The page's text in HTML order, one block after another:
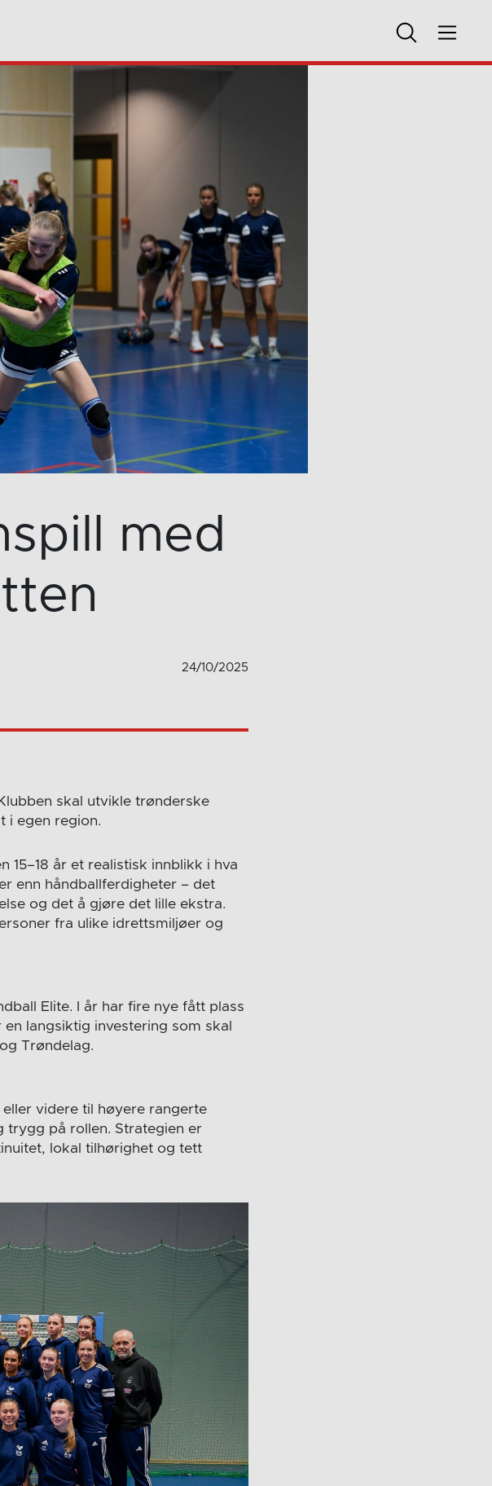
med
24/10/2025
skal utvikle trønderske
i egen region.
15–18 år et realistisk innblikk i hva
enn håndballferdigheter – det
og det å gjøre det lille ekstra.
fra ulike idrettsmiljøer og
Elite. I år har fire nye fått plass
langsiktig investering som skal
Trøndelag.
videre til høyere rangerte
trygg på rollen. Strategien er
lokal tilhørighet og tett